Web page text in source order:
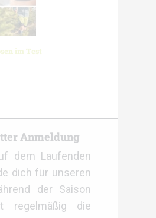
im Test
Anmeldung
dem Laufenden
dich für unseren
der Saison
regelmäßig die